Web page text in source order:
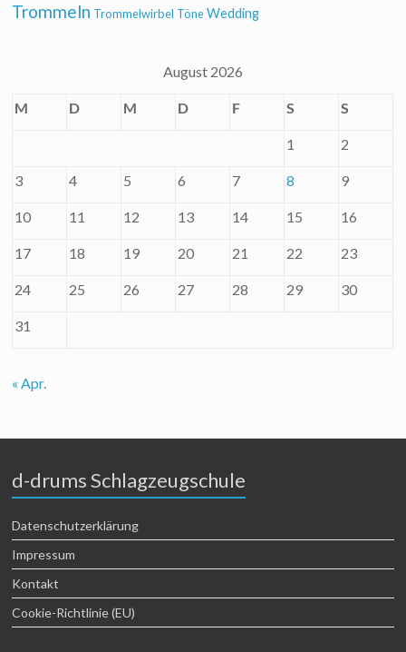
Trommeln Trommelwirbel Töne Wedding
August 2026
M D M D F S S
1 2
3 4 5 6 7 8 9
10 11 12 13 14 15 16
17 18 19 20 21 22 23
24 25 26 27 28 29 30
31
« Apr.
d-drums Schlagzeugschule
Datenschutzerklärung
Impressum
Kontakt
Cookie-Richtlinie (EU)